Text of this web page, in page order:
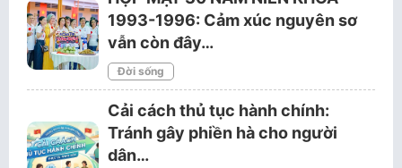
1993-1996: Cảm xúc nguyên sơ
vẫn còn đây…
Đời sống
Cải cách thủ tục hành chính:
Tránh gây phiền hà cho người
dân…